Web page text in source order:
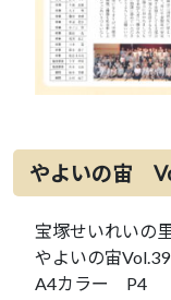
やよいの宙
宝塚せいれいの
やよいの宙Vol.39
A4カラー P4